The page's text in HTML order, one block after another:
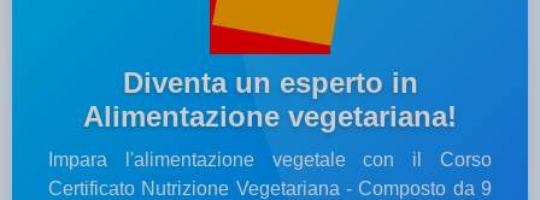
Diventa un esperto in
Alimentazione vegetariana!
Impara l'alimentazione vegetale con il Corso
Certificato Nutrizione Vegetariana - Composto da 9